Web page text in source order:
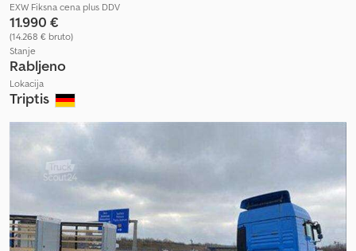
EXW Fiksna cena plus DDV
11.990 €
(14.268 € bruto)
Stanje
Rabljeno
Lokacija
Triptis